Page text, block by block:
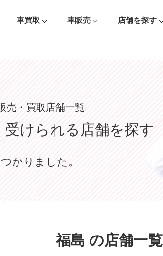
車買取 車販売 店舗を探す
売・買取店舗一覧
受けられる店舗を探す
かりました。
福島 の店舗一覧